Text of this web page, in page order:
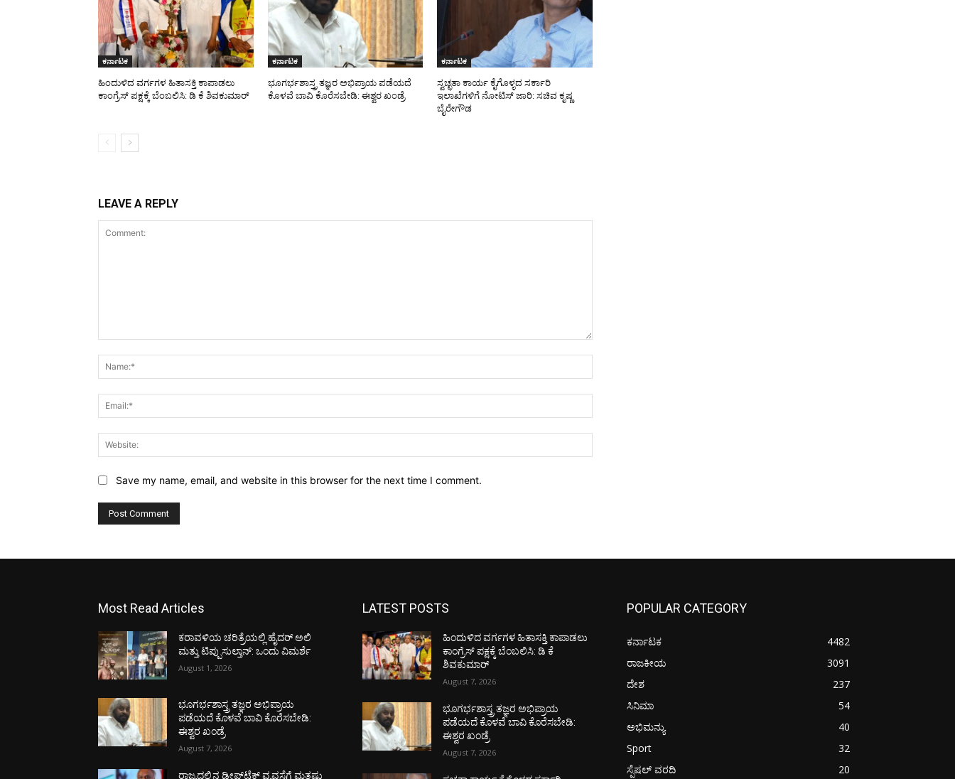
ಕರ್ನಾಟಕ
ಹಿಂದುಳಿದ ವರ್ಗಗಳ ಹಿತಾಸಕ್ತಿ ಕಾಪಾಡಲು
ಕಾಂಗ್ರೆಸ್ ಪಕ್ಷಕ್ಕೆ ಬೆಂಬಲಿಸಿ: ಡಿ ಕೆ ಶಿವಕುಮಾರ್
ಕರ್ನಾಟಕ
ಭೂಗರ್ಭಶಾಸ್ತ್ರ ತಜ್ಞರ ಅಭಿಪ್ರಾಯ ಪಡೆಯದೆ
ಕೊಳವೆ ಬಾವಿ ಕೊರೆಸಬೇಡಿ: ಈಶ್ವರ ಖಂಡ್ರೆ
ಕರ್ನಾಟಕ
ಸ್ವಚ್ಛತಾ ಕಾರ್ಯ ಕೈಗೊಳ್ಳದ ಸರ್ಕಾರಿ
ಇಲಾಖೆಗಳಿಗೆ ನೋಟಿಸ್ ಜಾರಿ: ಸಚಿವ ಕೃಷ್ಣ
ಬೈರೇಗೌಡ
LEAVE A REPLY
Save my name, email, and website in this browser for the next time I comment.
Most Read Articles
ಕರಾವಳಿಯ ಚರಿತ್ರೆಯಲ್ಲಿ ಹೈದರ್ ಅಲಿ
ಮತ್ತು ಟಿಪ್ಪುಸುಲ್ತಾನ್: ಒಂದು ವಿಮರ್ಶೆ
August 1, 2026
ಭೂಗರ್ಭಶಾಸ್ತ್ರ ತಜ್ಞರ ಅಭಿಪ್ರಾಯ
ಪಡೆಯದೆ ಕೊಳವೆ ಬಾವಿ ಕೊರೆಸಬೇಡಿ:
ಈಶ್ವರ ಖಂಡ್ರೆ
August 7, 2026
ರಾಜ್ಯದಲ್ಲಿನ ಡೀಪ್‌ಟೆಕ್‌ ವ್ಯವಸ್ಥೆಗೆ ಮತ್ತಷ್ಟು
LATEST POSTS
ಹಿಂದುಳಿದ ವರ್ಗಗಳ ಹಿತಾಸಕ್ತಿ ಕಾಪಾಡಲು
ಕಾಂಗ್ರೆಸ್ ಪಕ್ಷಕ್ಕೆ ಬೆಂಬಲಿಸಿ: ಡಿ ಕೆ
ಶಿವಕುಮಾರ್
August 7, 2026
ಭೂಗರ್ಭಶಾಸ್ತ್ರ ತಜ್ಞರ ಅಭಿಪ್ರಾಯ
ಪಡೆಯದೆ ಕೊಳವೆ ಬಾವಿ ಕೊರೆಸಬೇಡಿ:
ಈಶ್ವರ ಖಂಡ್ರೆ
August 7, 2026
POPULAR CATEGORY
ಕರ್ನಾಟಕ
4482
ರಾಜಕೀಯ
3091
ದೇಶ
237
ಸಿನಿಮಾ
54
ಅಭಿಮನ್ಯು
40
Sport
32
ಸ್ಪೆಷಲ್ ವರದಿ
20